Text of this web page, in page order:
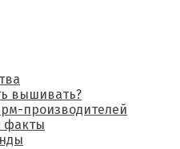
вышивать?
производителей
факты